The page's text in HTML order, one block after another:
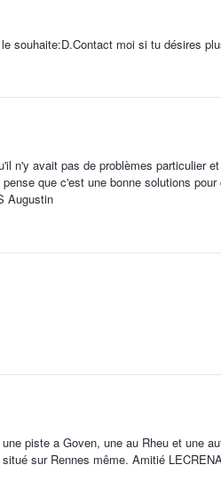
souhaite:D.Contact moi si tu désires
n'y avait pas de problèmes particulier
que c'est une bonne solutions
Augustin
piste a Goven, une au Rheu et une
sur Rennes même. Amitié